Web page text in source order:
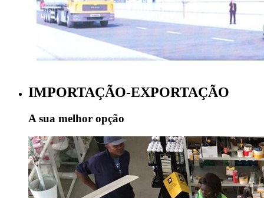
IMPORTAÇÃO-EXPORTAÇÃO
A sua melhor opção